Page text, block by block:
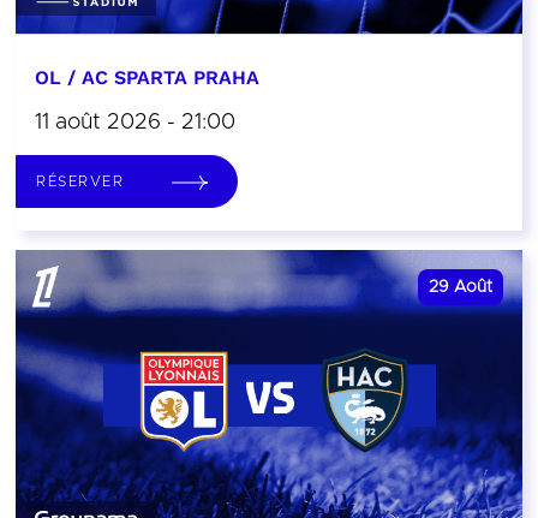
OL / AC SPARTA PRAHA
11 août 2026 - 21:00
RÉSERVER
29 Août